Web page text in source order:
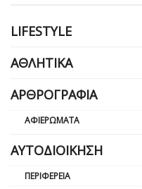
LIFESTYLE
ΑΘΛΗΤΙΚΆ
ΑΡΘΡΟΓΡΑΦΊΑ
ΑΦΙΕΡΏΜΑΤΑ
ΑΥΤΟΔΙΟΊΚΗΣΗ
ΠΕΡΙΦΈΡΕΙΑ